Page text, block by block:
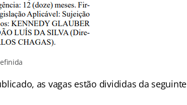
as vagas estão divididas da seguinte